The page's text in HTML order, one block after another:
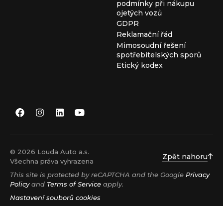
podmínky při nákupu
ojetých vozů
GDPR
Reklamační řád
Mimosoudní řešení
spotřebitelských sporů
Etický kodex
© 2026 Louda Auto a.s.
Všechna práva vyhrazena
Zpět nahoru
This site is protected by reCAPTCHA and the Google Privacy
Policyand Terms of Service apply.
Nastavení souborů cookies